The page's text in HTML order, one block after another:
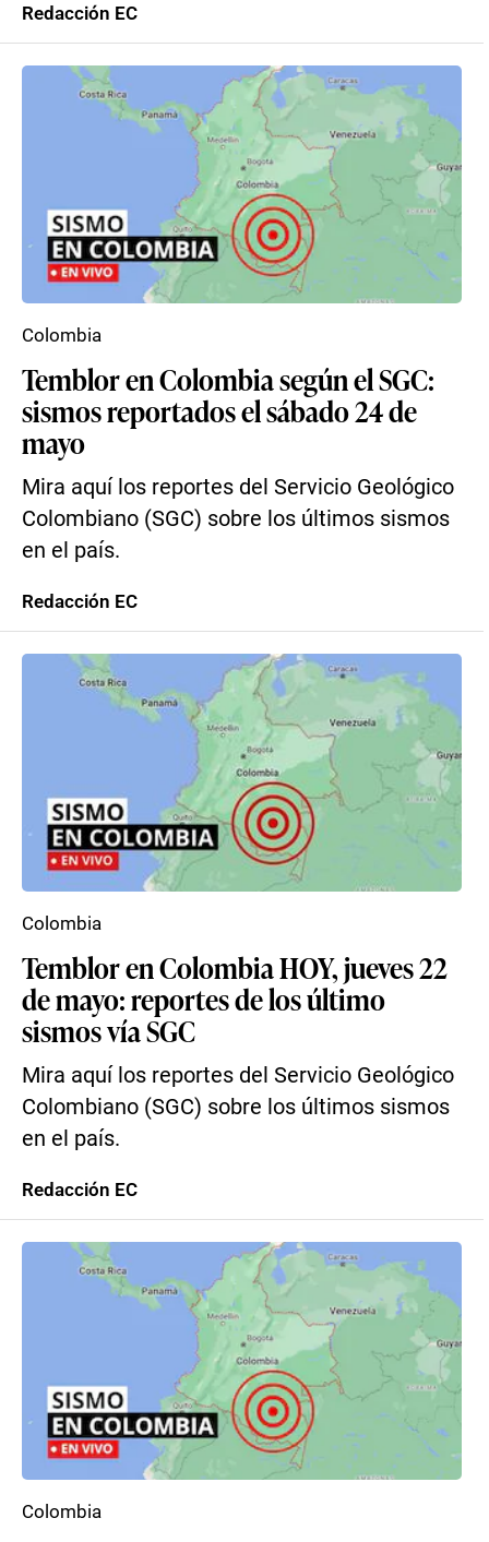
Redacción EC
Temblor en Colombia según el SGC:
sismos reportados el sábado 24 de
mayo
Mira aquí los reportes del Servicio Geológico
Colombiano (SGC) sobre los últimos sismos
en el país.
Colombia
Redacción EC
Temblor en Colombia HOY, jueves 22
de mayo: reportes de los último
sismos vía SGC
Mira aquí los reportes del Servicio Geológico
Colombiano (SGC) sobre los últimos sismos
en el país.
Colombia
Redacción EC
Colombia